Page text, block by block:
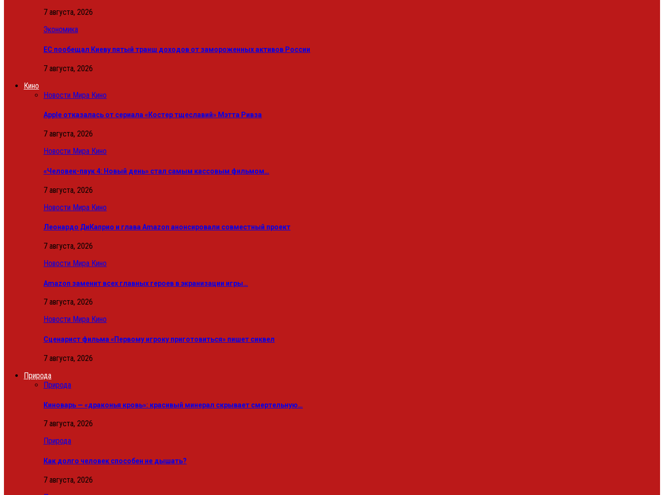
7 августа, 2026
Экономика
ЕС пообещал Киеву пятый транш доходов от замороженных активов России
7 августа, 2026
Кино
Новости Мира Кино
Apple отказалась от сериала «Костер тщеславий» Мэтта Ривза
7 августа, 2026
Новости Мира Кино
«Человек-паук 4: Новый день» стал самым кассовым фильмом…
7 августа, 2026
Новости Мира Кино
Леонардо ДиКаприо и глава Amazon анонсировали совместный проект
7 августа, 2026
Новости Мира Кино
Amazon заменит всех главных героев в экранизации игры…
7 августа, 2026
Новости Мира Кино
Сценарист фильма «Первому игроку приготовиться» пишет сиквел
7 августа, 2026
Природа
Природа
Киноварь — «драконья кровь»: красивый минерал скрывает смертельную…
7 августа, 2026
Природа
Как долго человек способен не дышать?
7 августа, 2026